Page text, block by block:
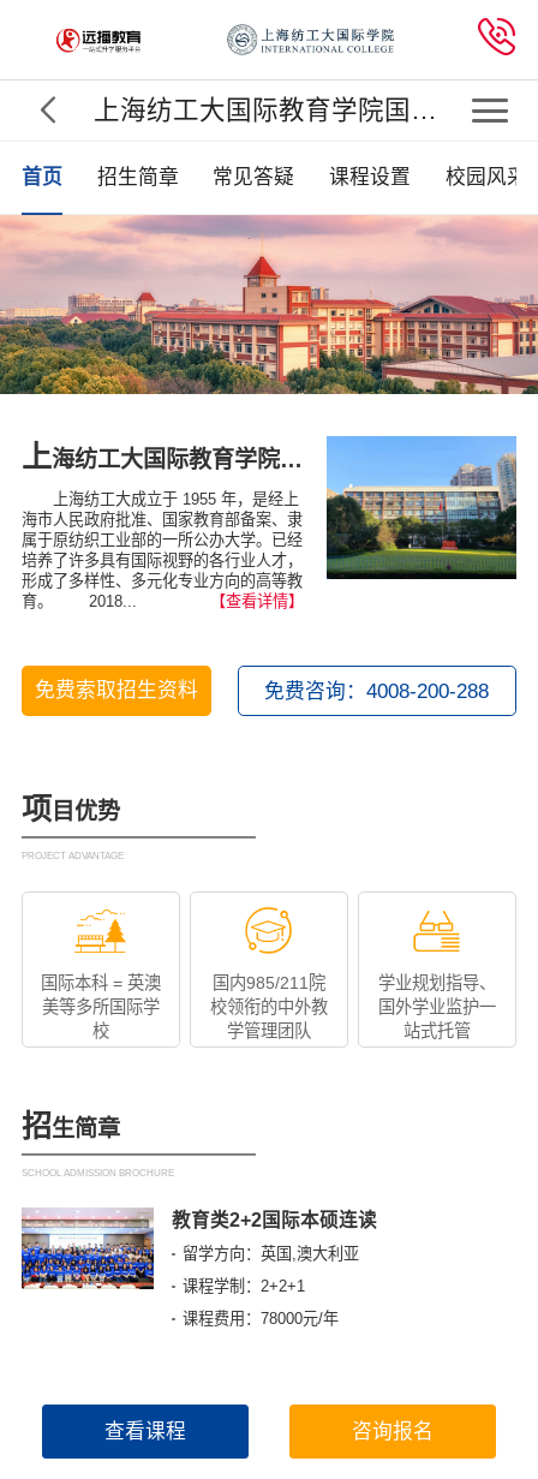

 上海纺工大国际教育学院国际本科
首页 招生简章 常见答疑 课程设置 校园风采
上海纺工大国际教育学院国际本科
上海纺工大成立于 1955 年，是经上
海市人民政府批准、国家教育部备案、隶
属于原纺织工业部的一所公办大学。已经
培养了许多具有国际视野的各行业人才，
形成了多样性、多元化专业方向的高等教
育。 2018...
【查看详情】
免费索取招生资料 免费咨询：4008-200-288
项目优势
PROJECT ADVANTAGE
国际本科 = 英澳
美等多所国际学
校
国内985/211院
校领衔的中外教
学管理团队
学业规划指导、
国外学业监护一
站式托管
招生简章
SCHOOL ADMISSION BROCHURE
教育类2+2国际本硕连读
留学方向：英国,澳大利亚
课程学制：2+2+1
课程费用：78000元/年
查看课程 咨询报名